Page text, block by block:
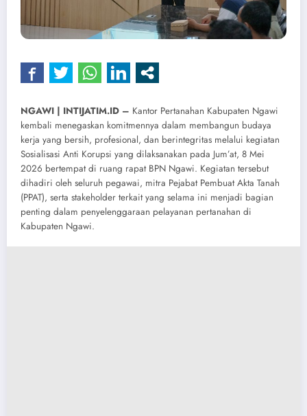
NGAWI | INTIJATIM.ID – Kantor Pertanahan Kabupaten Ngawi
kembali menegaskan komitmennya dalam membangun budaya
kerja yang bersih, profesional, dan berintegritas melalui kegiatan
Sosialisasi Anti Korupsi yang dilaksanakan pada Jum’at, 8 Mei
2026 bertempat di ruang rapat BPN Ngawi. Kegiatan tersebut
dihadiri oleh seluruh pegawai, mitra Pejabat Pembuat Akta Tanah
(PPAT), serta stakeholder terkait yang selama ini menjadi bagian
penting dalam penyelenggaraan pelayanan pertanahan di
Kabupaten Ngawi.